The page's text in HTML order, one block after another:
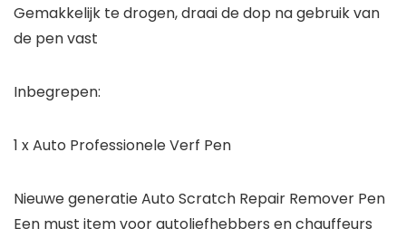
Gemakkelijk te drogen, draai de dop na gebruik van
de pen vast
Inbegrepen:
1 x Auto Professionele Verf Pen
Nieuwe generatie Auto Scratch Repair Remover Pen
Een must item voor autoliefhebbers en chauffeurs